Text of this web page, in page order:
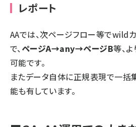
レポート
AAでは、次ページフロー等でwild
で、ページA→any→ページB等、
可能です。
またデータ自体に正規表現で一括
能も有しています。